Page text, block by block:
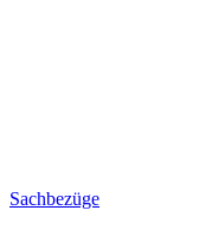
Sachbezüge